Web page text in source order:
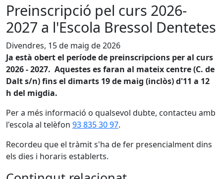
Preinscripció pel curs 2026-
2027 a l'Escola Bressol Dentetes
Divendres, 15 de maig de 2026
Ja està obert el període de preinscripcions per al curs
2026 - 2027. Aquestes es faran al mateix centre (C. de
Dalt s/n) fins el dimarts 19 de maig (inclòs) d'11 a 12
h del migdia.
Per a més informació o qualsevol dubte, contacteu amb
l'escola al telèfon 93 835 30 97.
Recordeu que el tràmit s'ha de fer presencialment dins
els dies i horaris establerts.